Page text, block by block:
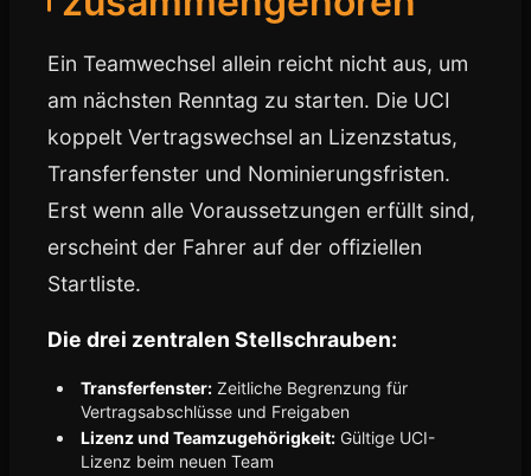
Ein Teamwechsel allein reicht nicht aus, um
am nächsten Renntag zu starten. Die UCI
koppelt Vertragswechsel an Lizenzstatus,
Transferfenster und Nominierungsfristen.
Erst wenn alle Voraussetzungen erfüllt sind,
erscheint der Fahrer auf der offiziellen
Startliste.
Die drei zentralen Stellschrauben:
Transferfenster: Zeitliche Begrenzung für
Vertragsabschlüsse und Freigaben
Lizenz und Teamzugehörigkeit: Gültige UCI-
Lizenz beim neuen Team